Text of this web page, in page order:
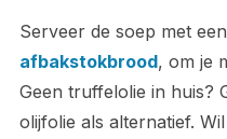
Serveer de soep met een
afbakstokbrood, om je
Geen truffelolie in huis?
olijfolie als alternatief.